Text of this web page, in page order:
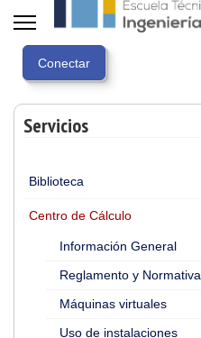
Servicios
Biblioteca
Centro de Cálculo
Información General
Reglamento y Normativa
Máquinas virtuales
Uso de instalaciones